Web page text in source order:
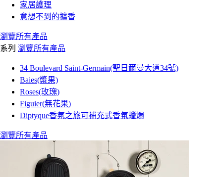
家居護理
意想不到的擴香
瀏覽所有產品
系列 瀏覽所有產品
34 Boulevard Saint-Germain(聖日爾曼大道34號)
Baies(漿果)
Roses(玫瑰)
Figuier(無花果)
Diptyque香氛之旅可補充式香氛蠟燭
瀏覽所有產品